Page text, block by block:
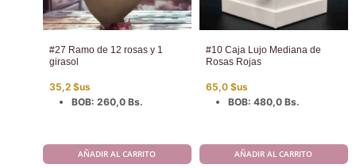
#27 Ramo de 12 rosas y 1
girasol
35,2 $us
BOB: 260,0 Bs.
AÑADIR AL CARRITO
#10 Caja Lujo Mediana de
Rosas Rojas
65,0 $us
BOB: 480,0 Bs.
AÑADIR AL CARRITO